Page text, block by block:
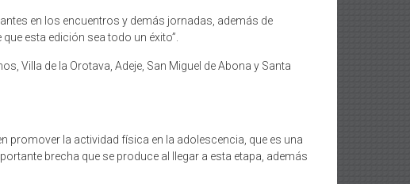
en los encuentros y demás jornadas, además de
esta edición sea todo un éxito”.
Villa de la Orotava, Adeje, San Miguel de Abona y Santa
la actividad física en la adolescencia, que es una
brecha que se produce al llegar a esta etapa, además